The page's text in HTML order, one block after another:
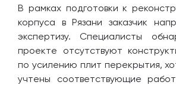
В рамках подготовки к
корпуса в Рязани заказчик
экспертизу. Специалисты
проекте отсутствуют
по усилению плит перекрытия,
учтены соответствующие